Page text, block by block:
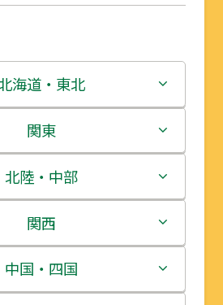
海道・東北
北海道
青森県
岩手県
宮城県
関東
茨城県
栃木県
群馬県
北陸・中部
新潟県
富山県
関西
三重県
中国・四国